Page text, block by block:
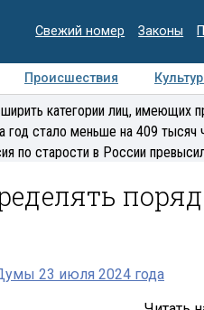
Свежий номер Законы
Происшествия
Интервью
категории лиц, имеющих
год стало меньше на 409 тысяч
по старости в России
23 июля 2024 года